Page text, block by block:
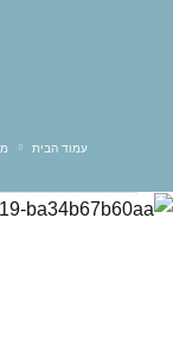
עמוד הבית